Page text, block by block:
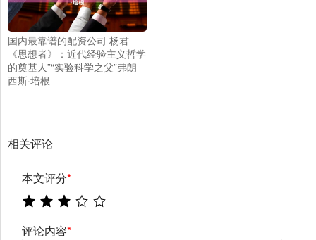
国内最靠谱的配资公司 杨君
《思想者》：近代经验主义哲学
的奠基人”“实验科学之父”弗朗
西斯·培根
相关评论
本文评分*
评论内容*